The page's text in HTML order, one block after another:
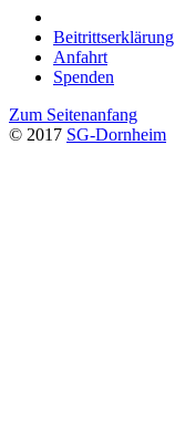
Beitrittserklärung
Anfahrt
Spenden
Zum Seitenanfang
© 2017 SG-Dornheim